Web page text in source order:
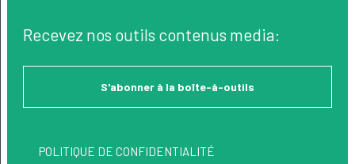
Recevez nos outils contenus media:
S'abonner à la boîte-à-outils
POLITIQUE DE CONFIDENTIALITÉ